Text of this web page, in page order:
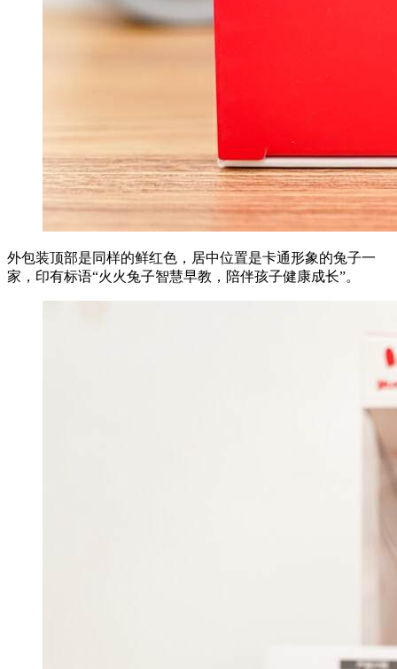
外包装顶部是同样的鲜红色，居中位置是卡通形象的兔子一
家，印有标语“火火兔子智慧早教，陪伴孩子健康成长”。